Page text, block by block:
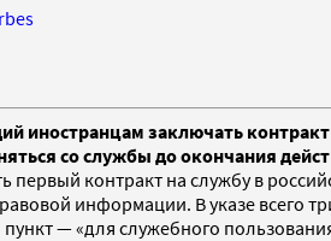
иностранцам заключать
со службы до окончания
контракт на службу в
информации. В указе всего
— «для служебного